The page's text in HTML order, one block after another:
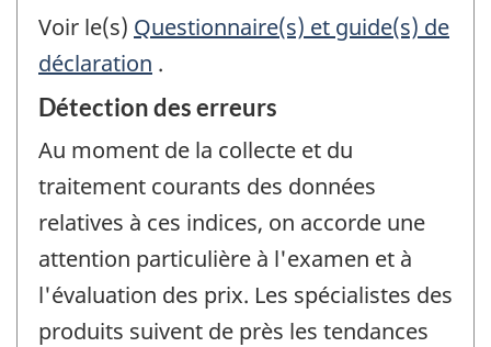
Voir le(s) Questionnaire(s) et guide(s) de
déclaration .
Détection des erreurs
Au moment de la collecte et du
traitement courants des données
relatives à ces indices, on accorde une
attention particulière à l'examen et à
l'évaluation des prix. Les spécialistes des
produits suivent de près les tendances